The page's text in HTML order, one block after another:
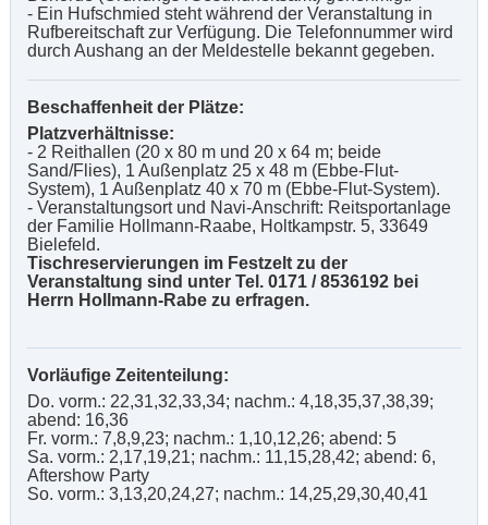
- Ein Hufschmied steht während der Veranstaltung in
Rufbereitschaft zur Verfügung. Die Telefonnummer wird
durch Aushang an der Meldestelle bekannt gegeben.
Beschaffenheit der Plätze:
Platzverhältnisse:
- 2 Reithallen (20 x 80 m und 20 x 64 m; beide
Sand/Flies), 1 Außenplatz 25 x 48 m (Ebbe-Flut-
System), 1 Außenplatz 40 x 70 m (Ebbe-Flut-System).
- Veranstaltungsort und Navi-Anschrift: Reitsportanlage
der Familie Hollmann-Raabe, Holtkampstr. 5, 33649
Bielefeld.
Tischreservierungen im Festzelt zu der
Veranstaltung sind unter Tel. 0171 / 8536192 bei
Herrn Hollmann-Rabe zu erfragen.
Vorläufige Zeitenteilung:
Do. vorm.: 22,31,32,33,34; nachm.: 4,18,35,37,38,39;
abend: 16,36
Fr. vorm.: 7,8,9,23; nachm.: 1,10,12,26; abend: 5
Sa. vorm.: 2,17,19,21; nachm.: 11,15,28,42; abend: 6,
Aftershow Party
So. vorm.: 3,13,20,24,27; nachm.: 14,25,29,30,40,41